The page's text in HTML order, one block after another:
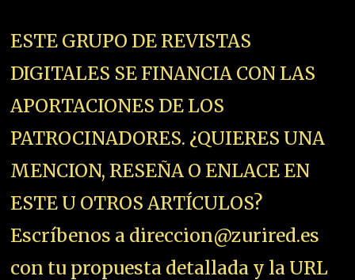
ESTE GRUPO DE REVISTAS
DIGITALES SE FINANCIA CON LAS
APORTACIONES DE LOS
PATROCINADORES. ¿QUIERES UNA
MENCION, RESEÑA O ENLACE EN
ESTE U OTROS ARTÍCULOS?
Escríbenos a direccion@zurired.es
con tu propuesta detallada y la URL